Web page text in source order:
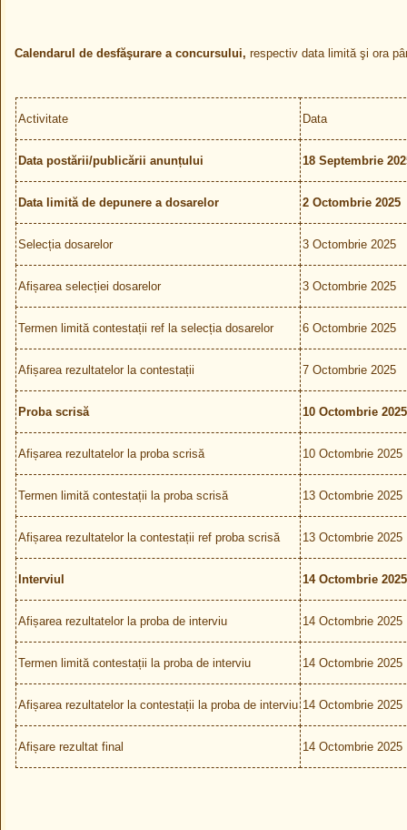
Calendarul de desfăşurare a concursului, respectiv data limită şi ora
Activitate Data
Data postării/publicării anunțului 18 Septembrie
Data limită de depunere a dosarelor 2 Octombrie 2025
Selecția dosarelor 3 Octombrie 2025
Afișarea selecției dosarelor 3 Octombrie 2025
Termen limită contestații ref la selecția dosarelor 6 Octombrie 2025
Afișarea rezultatelor la contestații 7 Octombrie 2025
Proba scrisă 10 Octombrie 2025
Afișarea rezultatelor la proba scrisă 10 Octombrie 2025
Termen limită contestații la proba scrisă 13 Octombrie 2025
Afișarea rezultatelor la contestații ref proba scrisă 13 Octombrie 2025
Interviul 14 Octombrie 2025
Afișarea rezultatelor la proba de interviu 14 Octombrie 2025
Termen limită contestații la proba de interviu 14 Octombrie 2025
Afișarea rezultatelor la contestații la proba de interviu 14 Octombrie 2025
Afișare rezultat final 14 Octombrie 2025